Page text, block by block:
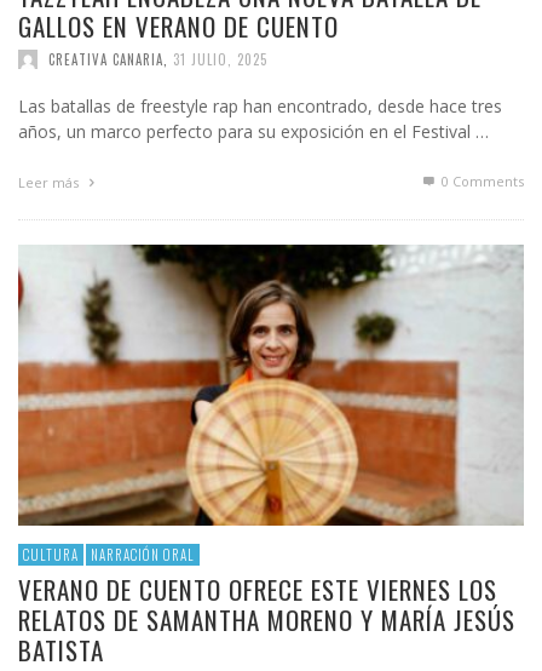
GALLOS EN VERANO DE CUENTO
CREATIVA CANARIA 31 JULIO, 2025
Las batallas de freestyle rap han encontrado, desde hace tres
años, un marco perfecto para su exposición en el Festival …
Leer más 0 Comments
CULTURA NARRACIÓN ORAL
VERANO DE CUENTO OFRECE ESTE VIERNES LOS
RELATOS DE SAMANTHA MORENO Y MARÍA JESÚS
BATISTA